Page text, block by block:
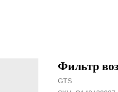
Фильтр
GTS